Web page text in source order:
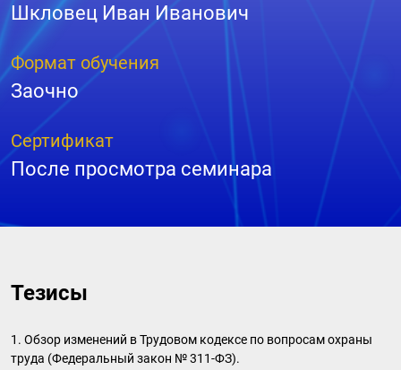
Шкловец Иван Иванович
Формат обучения
Заочно
Сертификат
После просмотра семинара
Тезисы
1. Обзор изменений в Трудовом кодексе по вопросам охраны
труда (Федеральный закон № 311-ФЗ).